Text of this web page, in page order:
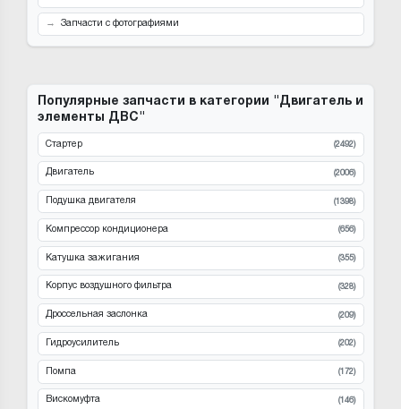
Запчасти с фотографиями
Популярные запчасти в категории "Двигатель и
элементы ДВС"
Стартер (2492)
Двигатель (2006)
Подушка двигателя (1398)
Компрессор кондиционера (656)
Катушка зажигания (355)
Корпус воздушного фильтра (328)
Дроссельная заслонка (209)
Гидроусилитель (202)
Помпа (172)
Вискомуфта (146)